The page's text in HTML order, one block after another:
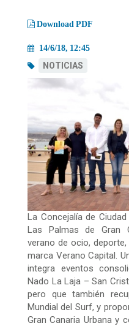
migas
Download PDF
14/6/18, 12:45
NOTICIAS
La Concejalía de
Las Palmas de Gran
verano de ocio,
marca Verano Capital.
integra eventos
Nado La Laja – San
pero que también
Mundial del Surf, y
Gran Canaria Urbana y